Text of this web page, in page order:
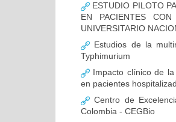
ESTUDIO PILOTO
EN PACIENTES
UNIVERSITARIO
Estudios de la
Typhimurium
Impacto clínico de
en pacientes
Centro de
Colombia - CEGBio